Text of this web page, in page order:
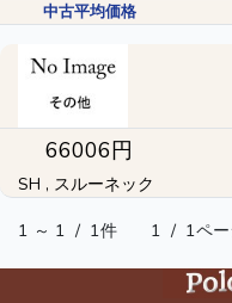
中古平均価格
66006円
SH , スルーネック
1 ～ 1 / 1件 1 / 1ペ